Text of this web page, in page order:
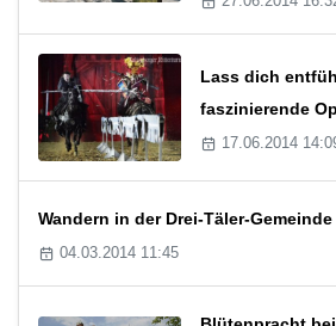
Lass dich
faszinierende
17.06.2014
Wandern in der Drei-Täler-
04.03.2014 11:45